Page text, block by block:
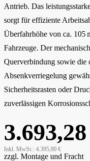
Antrieb. Das
sorgt für effiziente
Überfahrhöhe von ca. 105
Fahrzeuge. Der
Querverbindung sowie die
Absenkverriegelung
Sicherheitsrasten oder
zuverlässigen
Inkl. MwSt.: 4.395,00 €
zzgl. Montage und Fracht